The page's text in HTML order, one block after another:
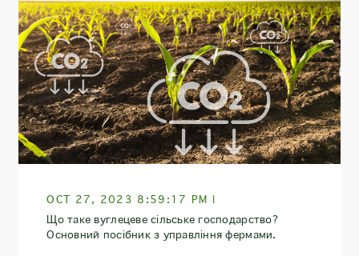
OCT 27, 2023 8:59:17 PM |
Що таке вуглецеве сільське господарство?
Основний посібник з управління фермами.